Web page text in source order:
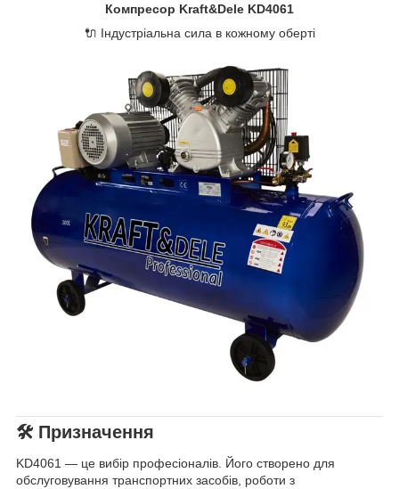
Компресор Kraft&Dele KD4061
🔌 Індустріальна сила в кожному оберті
🛠 Призначення
KD4061 — це вибір професіоналів. Його створено для
обслуговування транспортних засобів, роботи з